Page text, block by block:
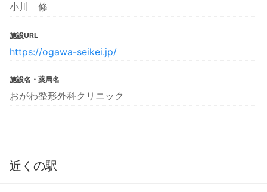
小川 修
施設URL
https://ogawa-seikei.jp/
施設名・薬局名
おがわ整形外科クリニック
近くの駅